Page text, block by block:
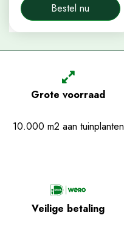
Bestel nu
Grote voorraad
10.000 m2 aan tuinplanten
Veilige betaling